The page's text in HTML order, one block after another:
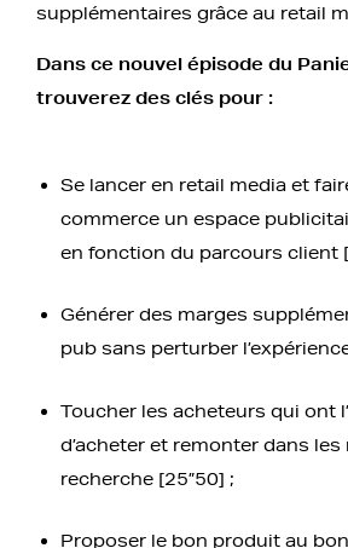
supplémentaires grâce au retail
Dans ce nouvel épisode du
trouverez des clés pour :
Se lancer en retail media et
commerce un espace
en fonction du parcours client
Générer des marges
pub sans perturber
Toucher les acheteurs qui ont
d’acheter et remonter dans
recherche [25”50] ;
Proposer le bon produit au